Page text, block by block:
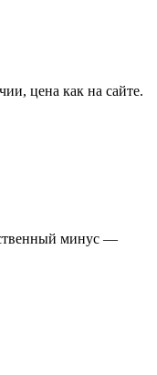
цена как на сайте.
минус —